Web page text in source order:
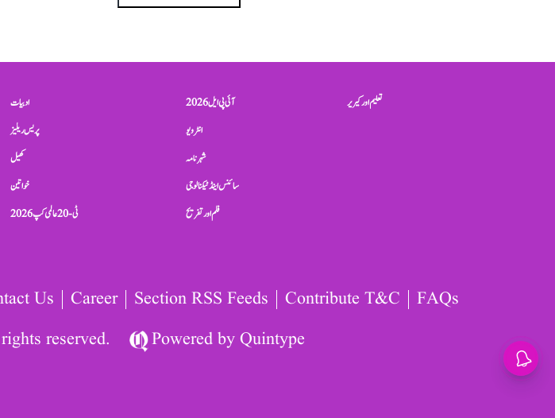
ادبیات
پریس ریلیز
کھیل
خواتین
ٹی-20 عالمی کپ 2026
آئی پی ایل 2026
انٹرویو
شہرنامہ
سائنس اینڈ ٹیکنالوجی
فلم اور تفریح
تعلیم اور کیریر
Us Career Section RSS Feeds Contribute T&C
FAQs
reserved.
Powered byQuintype